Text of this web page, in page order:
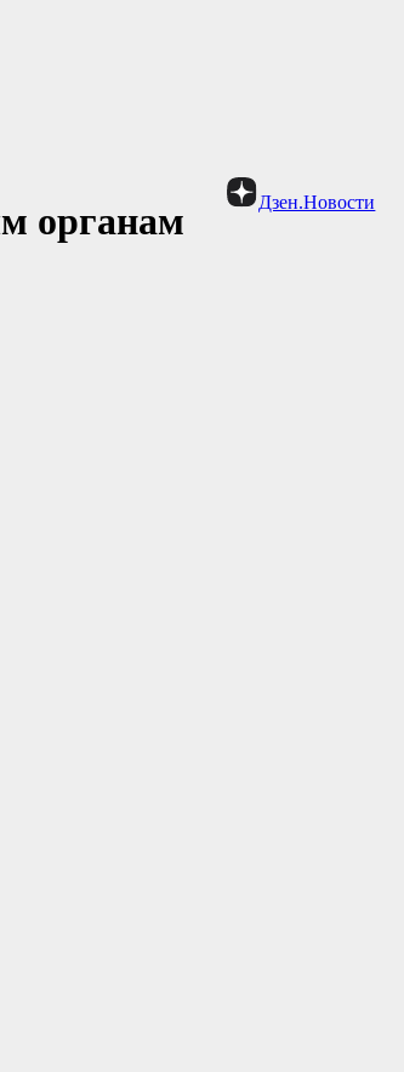
Дзен.Новости
органам